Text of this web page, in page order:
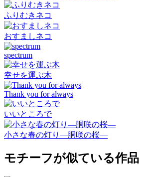
ふりむきネコ
おすましネコ
spectrum
幸せを運ぶ木
Thank you for always
いいところで
小さな春の灯り―胴咲の桜―
モチーフが似ている作品